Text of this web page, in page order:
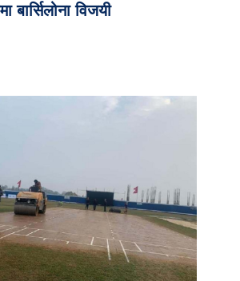
बार्सिलोना विजयी